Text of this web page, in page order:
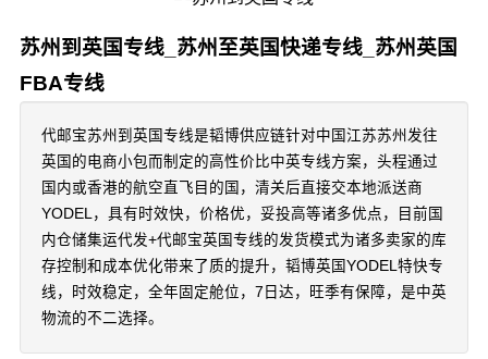
苏州到英国专线_苏州至英国快递专线_苏州英国
FBA专线
代邮宝苏州到英国专线是韬博供应链针对中国江苏苏州发往
英国的电商小包而制定的高性价比中英专线方案，头程通过
国内或香港的航空直飞目的国，清关后直接交本地派送商
YODEL，具有时效快，价格优，妥投高等诸多优点，目前国
内仓储集运代发+代邮宝英国专线的发货模式为诸多卖家的库
存控制和成本优化带来了质的提升，韬博英国YODEL特快专
线，时效稳定，全年固定舱位，7日达，旺季有保障，是中英
物流的不二选择。